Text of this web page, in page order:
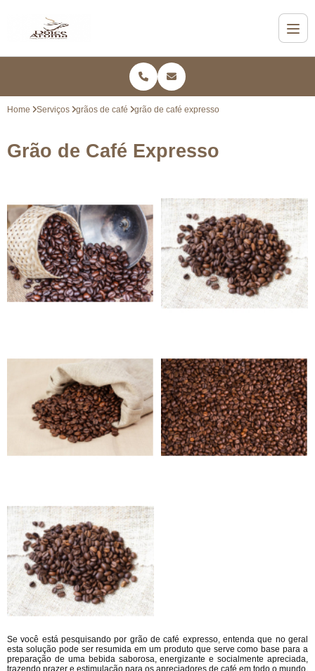
Home Serviços grãos de café grão de café expresso
Grão de Café Expresso
Se você está pesquisando por grão de café expresso, entenda que no geral
esta solução pode ser resumida em um produto que serve como base para a
preparação de uma bebida saborosa, energizante e socialmente apreciada,
trazendo prazer e estimulação para os apreciadores de café em todo o mundo.